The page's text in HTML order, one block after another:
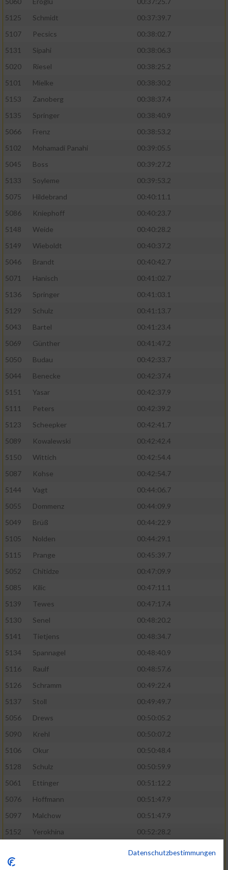
5125
Schmidt
00:37:39.7
5107
Pecsics
00:38:02.7
5131
Sipahi
00:38:06.3
5020
Riesel
00:38:25.2
5101
Mielke
00:38:30.2
5153
Zanoberg
00:38:37.4
5135
Springer
00:38:40.9
5066
Frenz
00:38:53.2
5102
Mohamadi Panahi
00:39:05.5
5045
Boss
00:39:27.2
5133
Soyleme
00:39:53.2
5075
Hildebrand
00:40:11.1
5086
Kniephoff
00:40:23.7
5148
Weide
00:40:28.2
5149
Wieboldt
00:40:37.2
5046
Brandt
00:40:42.7
5071
Hanisch
00:41:02.7
5136
Springer
00:41:03.1
5129
Schulz
00:41:13.7
5043
Bartel
00:41:23.4
5069
Günther
00:41:47.2
5050
Budau
00:42:33.7
5044
Benecke
00:42:37.4
5151
Yasar
00:42:37.9
5111
Peters
00:42:39.2
5123
Scheepker
00:42:41.7
5089
Kowalewski
00:42:42.4
5150
Wittich
00:42:54.4
5087
Kohse
00:42:54.7
5144
Vagt
00:44:06.7
5055
Dommenz
00:44:09.9
5049
Brüß
00:44:22.9
5105
Nolden
00:44:29.1
5115
Prange
00:45:39.7
5052
Chitidze
00:47:09.9
5085
Kilic
00:47:11.1
5139
Tewes
00:47:17.4
5130
Senel
00:48:20.2
5141
Tietjens
00:48:34.7
5134
Spannagel
00:48:40.9
5116
Raulf
00:48:57.6
5126
Schramm
00:49:22.4
5137
Stoll
00:49:49.7
5056
Drews
00:50:05.2
5090
Krehl
00:50:07.2
5106
Okur
00:50:48.4
5128
Schulz
00:50:59.9
5061
Ettinger
00:51:12.2
5076
Hoffmann
00:51:47.9
5097
Malchow
00:51:47.9
5152
Yerokhina
00:52:28.2
5127
Datenschutzbestimmungen